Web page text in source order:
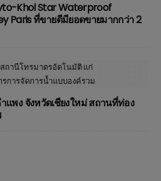
Khol Star Waterproof
Paris ที่ขายดีมียอดขายมากกว่า 2
พง จังหวัดเชียงใหม่ สถานที่ท่อง